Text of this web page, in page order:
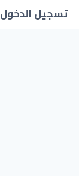
تسجيل الدخول